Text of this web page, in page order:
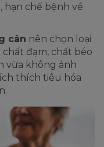
hạn chế bệnh về
cân nên chọn loại
đạm, chất béo
vừa không ảnh
thích tiêu hóa